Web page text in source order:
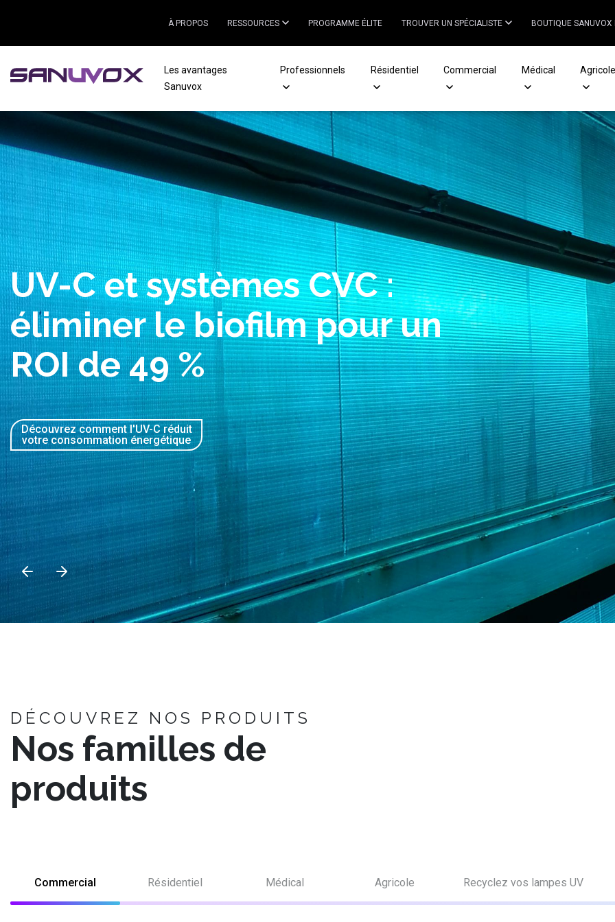
À PROPOS RESSOURCES PROGRAMME ÉLITE TROUVER UN SPÉCIALISTE BOUTIQUE SANUVOX
Les avantages
Sanuvox
Professionnels Résidentiel Commercial Médical
Qualité de l’air dans les
écoles : gestion des
bioaérosols grâce à la
désinfection UVC !
Découvrez la gestion des
bioaérosols
DÉCOUVREZ NOS PRODUITS
Nos familles de
produits
Commercial Résidentiel Médical Agricole Recyclez vos lampes UV